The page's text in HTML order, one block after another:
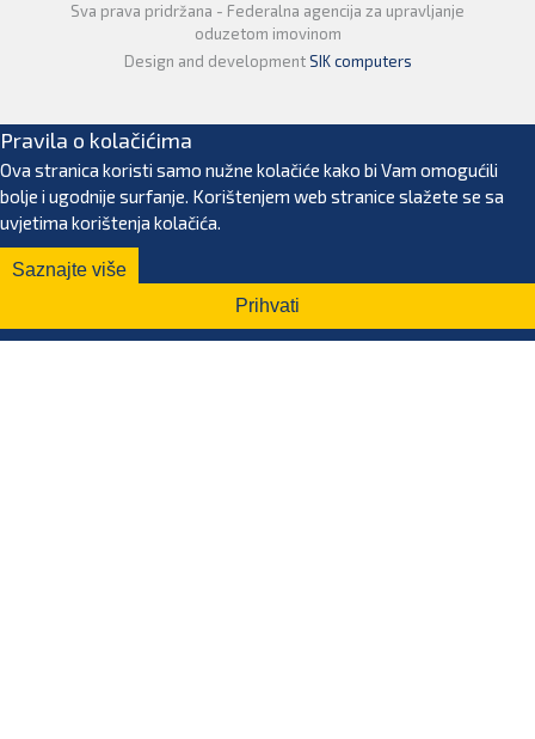
Sva prava pridržana - Federalna agencija za upravljanje
oduzetom imovinom
Design and developmentSIK computers
Pravila o kolačićima
Ova stranica koristi samo nužne kolačiće kako bi Vam omogućili
bolje i ugodnije surfanje. Korištenjem web stranice slažete se sa
uvjetima korištenja kolačića.
Saznajte više
Prihvati